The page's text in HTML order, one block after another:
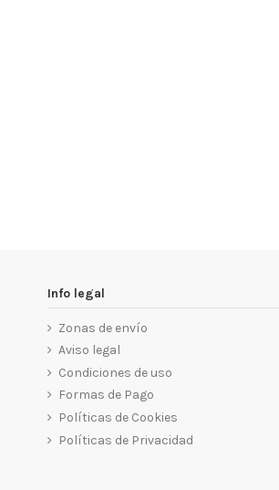
Info legal
Zonas de envío
Aviso legal
Condiciones de uso
Formas de Pago
Políticas de Cookies
Políticas de Privacidad